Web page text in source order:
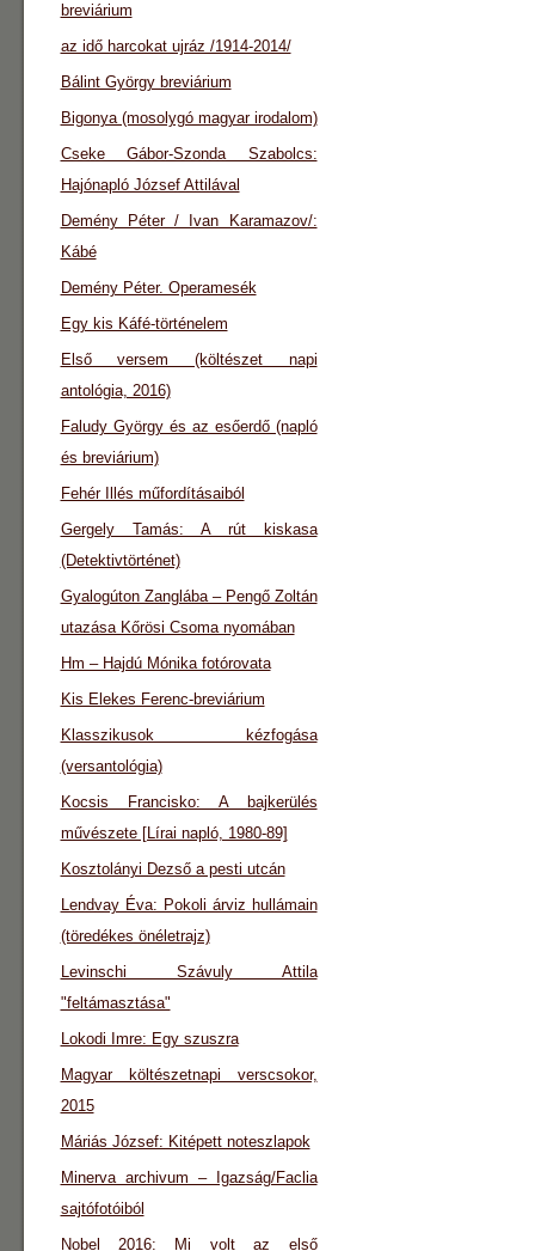
breviárium
az idő harcokat ujráz /1914-2014/
Bálint György breviárium
Bigonya (mosolygó magyar irodalom)
Cseke Gábor-Szonda Szabolcs:
Hajónapló József Attilával
Demény Péter / Ivan Karamazov/:
Kábé
Demény Péter. Operamesék
Egy kis Káfé-történelem
Első versem (költészet napi
antológia, 2016)
Faludy György és az esőerdő (napló
és breviárium)
Fehér Illés műfordításaiból
Gergely Tamás: A rút kiskasa
(Detektivtörténet)
Gyalogúton Zanglába – Pengő Zoltán
utazása Kőrösi Csoma nyomában
Hm – Hajdú Mónika fotórovata
Kis Elekes Ferenc-breviárium
Klasszikusok kézfogása
(versantológia)
Kocsis Francisko: A bajkerülés
művészete [Lírai napló, 1980-89]
Kosztolányi Dezső a pesti utcán
Lendvay Éva: Pokoli árviz hullámain
(töredékes önéletrajz)
Levinschi Szávuly Attila
"feltámasztása"
Lokodi Imre: Egy szuszra
Magyar költészetnapi verscsokor,
2015
Máriás József: Kitépett noteszlapok
Minerva archivum – Igazság/Faclia
sajtófotóiból
Nobel 2016: Mi volt az első